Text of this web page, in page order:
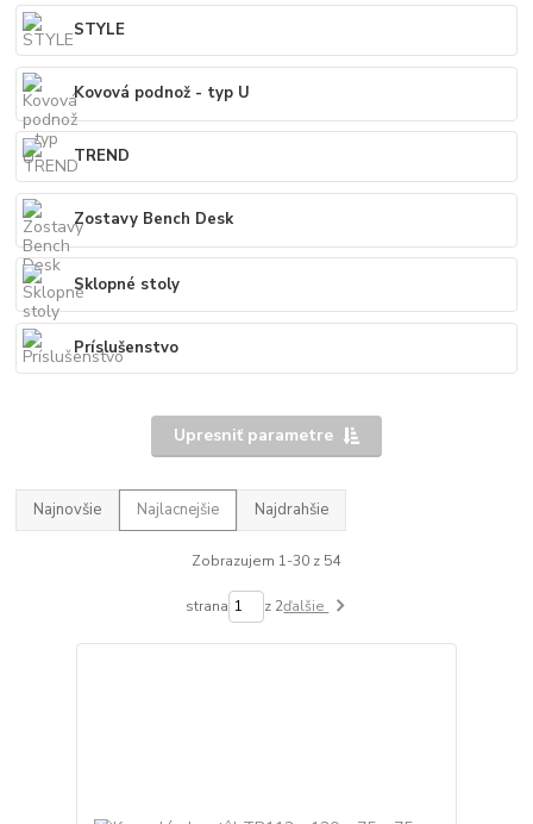
STYLE
Kovová podnož - typ U
TREND
Zostavy Bench Desk
Sklopné stoly
Príslušenstvo
Upresniť parametre
Najnovšie Najlacnejšie Najdrahšie
Zobrazujem 1-30 z 54
strana z 2ďalšie